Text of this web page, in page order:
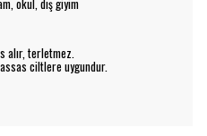
okul, dış giyim
alır, terletmez.
ciltlere uygundur.